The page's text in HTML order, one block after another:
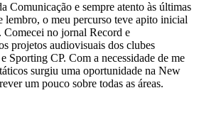
Comunicação e sempre atento às últimas
lembro, o meu percurso teve apito inicial
Comecei no jornal Record e
projetos audiovisuais dos clubes
Sporting CP. Com a necessidade de me
surgiu uma oportunidade na New
um pouco sobre todas as áreas.